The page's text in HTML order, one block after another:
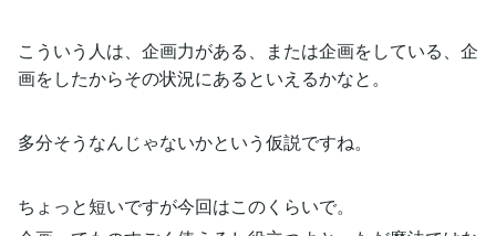
こういう人は、企画力がある、または企画をしている、企
画をしたからその状況にあるといえるかなと。
多分そうなんじゃないかという仮説ですね。
ちょっと短いですが今回はこのくらいで。